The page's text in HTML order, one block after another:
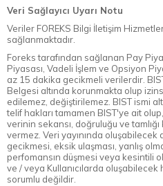
Veri Sağlayıcı Uyarı Notu
Veriler FOREKS Bilgi İletişim
sağlanmaktadır.
Foreks tarafından sağlanan Pay
Piyasası, Vadeli İşlem ve Opsiyon
az 15 dakika gecikmeli verilerdir.
Belgesi altında korunmakta olup
edilemez, değiştirilemez. BIST ismi
telif hakları tamamen BIST'ye ait
verinin sekansı, doğruluğu ve
vermez. Veri yayınında oluşabilecek
gecikmesi, eksik ulaşması, yanlış
perfomansın düşmesi veya kesintili
ve / veya Kullanıcılarda
sorumlu değildir.